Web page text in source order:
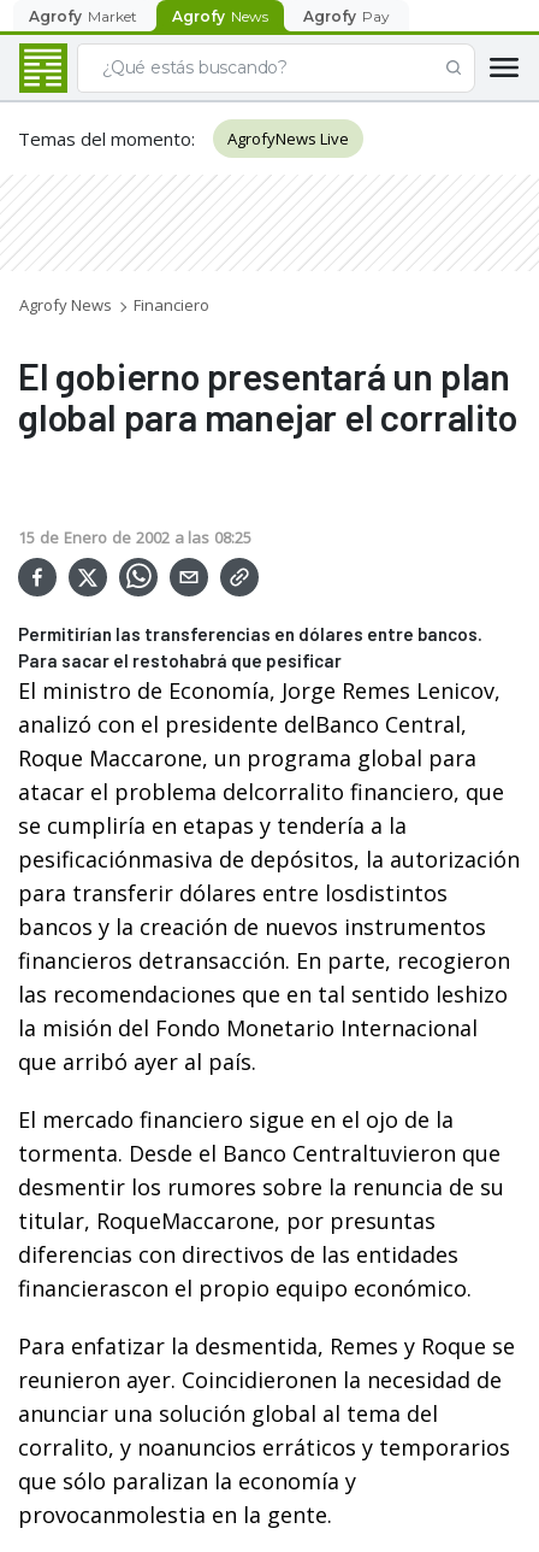
Agrofy Market Agrofy News Agrofy Pay
Temas del momento: AgrofyNews Live
Agrofy News Financiero
El gobierno presentará un plan
global para manejar el corralito
15 de Enero de 2002 a las 08:25
Permitirían las transferencias en dólares entre bancos.
Para sacar el restohabrá que pesificar
El ministro de Economía, Jorge Remes Lenicov,
analizó con el presidente delBanco Central,
Roque Maccarone, un programa global para
atacar el problema delcorralito financiero, que
se cumpliría en etapas y tendería a la
pesificaciónmasiva de depósitos, la autorización
para transferir dólares entre losdistintos
bancos y la creación de nuevos instrumentos
financieros detransacción. En parte, recogieron
las recomendaciones que en tal sentido leshizo
la misión del Fondo Monetario Internacional
que arribó ayer al país.
El mercado financiero sigue en el ojo de la
tormenta. Desde el Banco Centraltuvieron que
desmentir los rumores sobre la renuncia de su
titular, RoqueMaccarone, por presuntas
diferencias con directivos de las entidades
financierascon el propio equipo económico.
Para enfatizar la desmentida, Remes y Roque se
reunieron ayer. Coincidieronen la necesidad de
anunciar una solución global al tema del
corralito, y noanuncios erráticos y temporarios
que sólo paralizan la economía y
provocanmolestia en la gente.